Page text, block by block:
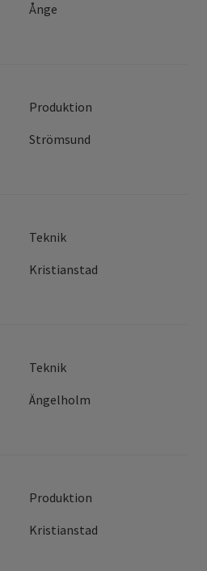
Ånge
Produktion
Strömsund
Teknik
Kristianstad
Teknik
Ängelholm
Produktion
Kristianstad